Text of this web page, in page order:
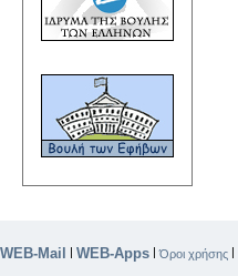
WEB-Mail WEB-Apps |Όροι χρήσης